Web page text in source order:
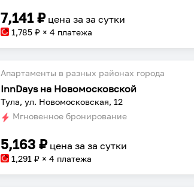
7,141₽ цена заза сутки
1,785 ₽ × 4 платежа
Апартаменты в разных районах города
InnDays на Новомосковской
Тула, ул. Новомосковская, 12
Мгновенное бронирование
5,163 ₽ цена заза сутки
1,291 ₽ × 4 платежа